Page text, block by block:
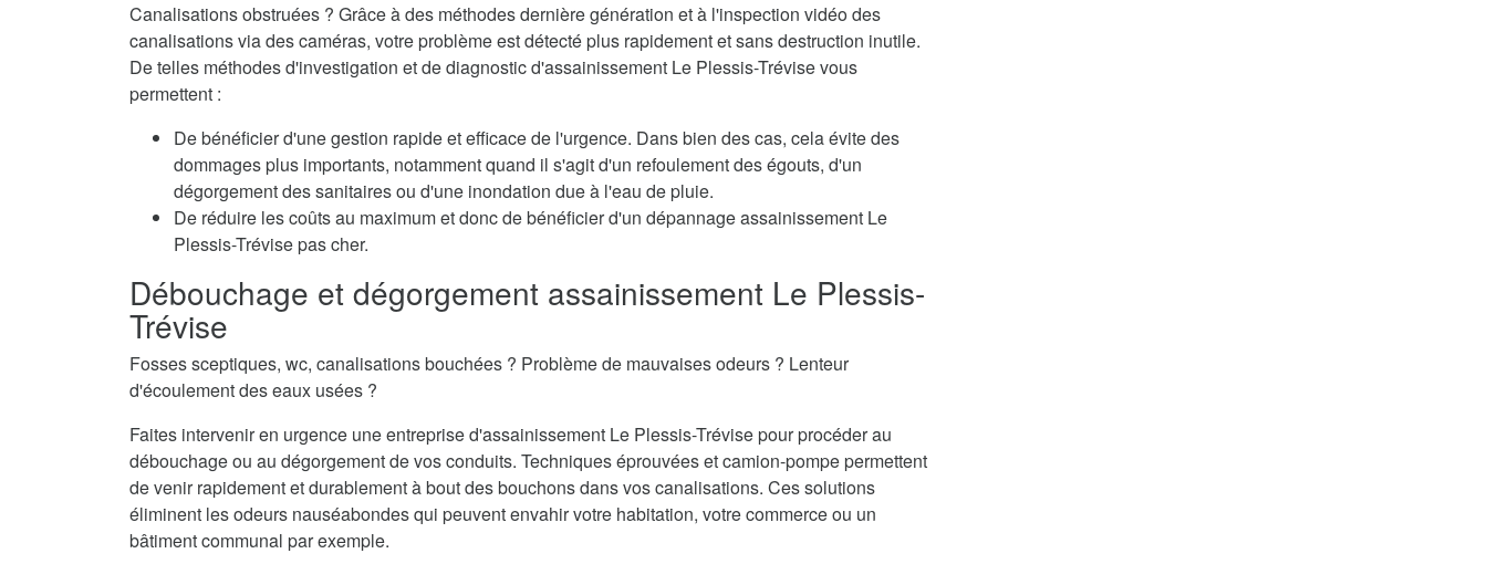
Canalisations obstruées ? Grâce à des méthodes dernière génération et à l'inspection vidéo des
canalisations via des caméras, votre problème est détecté plus rapidement et sans destruction inutile.
De telles méthodes d'investigation et de diagnostic d'assainissement Le Plessis-Trévise vous
permettent :
De bénéficier d'une gestion rapide et efficace de l'urgence. Dans bien des cas, cela évite des
dommages plus importants, notamment quand il s'agit d'un refoulement des égouts, d'un
dégorgement des sanitaires ou d'une inondation due à l'eau de pluie.
De réduire les coûts au maximum et donc de bénéficier d'un dépannage assainissement Le
Plessis-Trévise pas cher.
Débouchage et dégorgement assainissement Le Plessis-
Trévise
Fosses sceptiques, wc, canalisations bouchées ? Problème de mauvaises odeurs ? Lenteur
d'écoulement des eaux usées ?
Faites intervenir en urgence une entreprise d'assainissement Le Plessis-Trévise pour procéder au
débouchage ou au dégorgement de vos conduits. Techniques éprouvées et camion-pompe permettent
de venir rapidement et durablement à bout des bouchons dans vos canalisations. Ces solutions
éliminent les odeurs nauséabondes qui peuvent envahir votre habitation, votre commerce ou un
bâtiment communal par exemple.